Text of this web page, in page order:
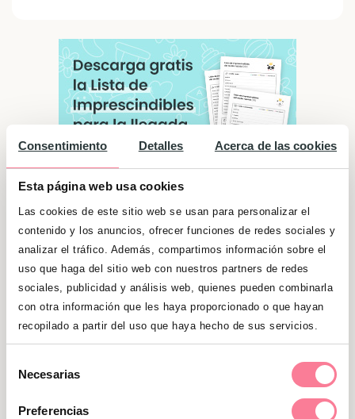
Consentimiento Detalles Acerca de las cookies
Esta página web usa cookies
Las cookies de este sitio web se usan para personalizar el
contenido y los anuncios, ofrecer funciones de redes sociales y
analizar el tráfico. Además, compartimos información sobre el
uso que haga del sitio web con nuestros partners de redes
sociales, publicidad y análisis web, quienes pueden combinarla
con otra información que les haya proporcionado o que hayan
recopilado a partir del uso que haya hecho de sus servicios.
Necesarias
Preferencias
Significado de "Lara"
Muchas veces se convierten en líderes del
grupo y les gusta que se oigan sus opiniones.
Otras, van a su aire con actitud un tanto
alternativa. Son creativas y unas esponjas al
aprender cosas nuevas. Les gusta que los
demás reconozcan sus esfuerzos.